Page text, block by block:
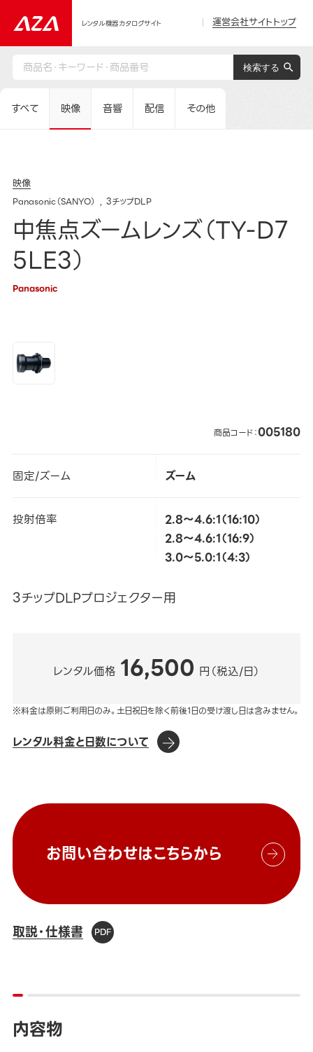
レンタル機器カタログサイト 運営会社サイトトップ
すべて 映像 音響 配信 その他
映像
Panasonic（SANYO） 3チップDLP
中焦点ズームレンズ（TY-D7
5LE3）
Panasonic
商品コード：005180
固定/ズーム ズーム
投射倍率
2.8～4.6:1（16:10）
2.8～4.6:1（16:9）
3.0～5.0:1（4:3）
3チップDLPプロジェクター用
レンタル価格 16,500 円（税込/日）
※料金は原則ご利用日のみ。土日祝日を除く前後1日の受け渡し日は含みません。
レンタル料金と日数について
お問い合わせはこちらから
取説・仕様書
内容物